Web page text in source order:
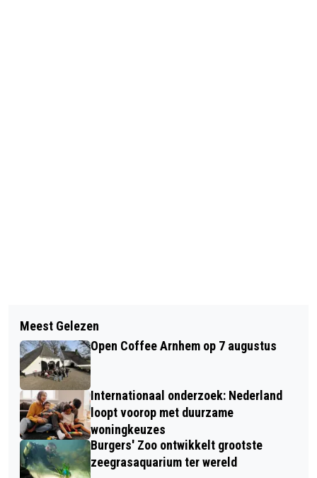
STATE OF FASHION 2024:
PRINTSESSIES EN GRATIS LATEN
DRUKKEN
IPKW OPENT ARNHEM ELECTRICITY
WEEK MAANDAG 27 MEI
Meest Gelezen
Open Coffee Arnhem op 7 augustus
Internationaal onderzoek: Nederland
loopt voorop met duurzame
woningkeuzes
Burgers' Zoo ontwikkelt grootste
zeegrasaquarium ter wereld